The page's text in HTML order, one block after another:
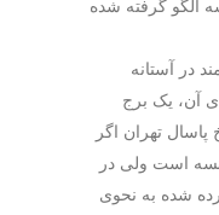
الگو گرفته شده
در آستانه
آن، یک برج
تهران اگر
است ولی در
شده به نحوی